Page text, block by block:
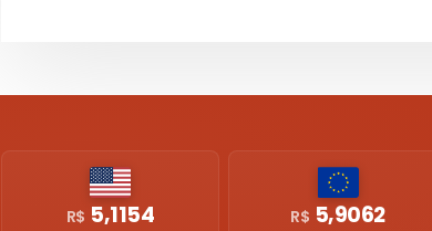
R$ 5,1154 R$ 5,9062